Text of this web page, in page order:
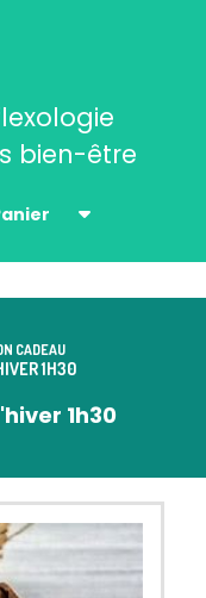
bien-être
CADEAU
1H30
1h30